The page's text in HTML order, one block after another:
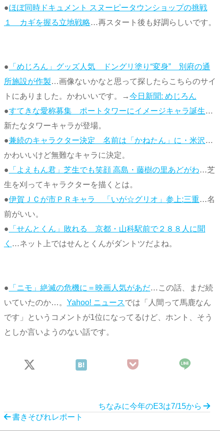
●ほぼ同時ドキュメント スヌーピータウンショップの挑戦
１ カギを握る立地戦略…再スタート後も好調らしいです。
● 「めじろん」グッズ人気 ドングリ塗り“変身” 別府の通
所施設が作製…画像ないかなと思って探したらこちらのサイ
トにありました。かわいいです。→今日新聞: めじろん
●すてきな愛称募集 ポートタワーにイメージキャラ誕生…
新たなタワーキャラが登場。
●兼続のキャラクター決定 名前は「かねたん」に・米沢 …
かわいいけど無難なキャラに決定。
● 「よえもん君」芝生でも笑顔 高島・藤樹の里あどがわ…芝
生を刈ってキャラクターを描くとは。
●伊賀ＪＣが市ＰＲキャラ 「いが☆グリオ」参上:三重…名
前がいい。
● 「せんとくん」敗れる 京都・山科駅前で２８８人に聞
く …ネット上ではせんとくんがダントツだよね。
● 「ニモ」絶滅の危機に＝映画人気があだ…この話、まだ続
いていたのか…。 Yahoo! ニュースでは「人間って馬鹿なん
です」というコメントが1位になってるけど、ホント、そう
としか言いようのない話です。
ちなみに今年のE3は7/15から
書きそびれレポート